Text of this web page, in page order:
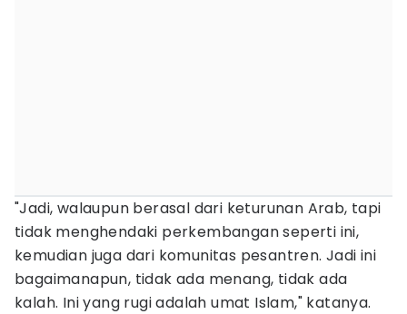
"Jadi, walaupun berasal dari keturunan Arab, tapi
tidak menghendaki perkembangan seperti ini,
kemudian juga dari komunitas pesantren. Jadi ini
bagaimanapun, tidak ada menang, tidak ada
kalah. Ini yang rugi adalah umat Islam," katanya.